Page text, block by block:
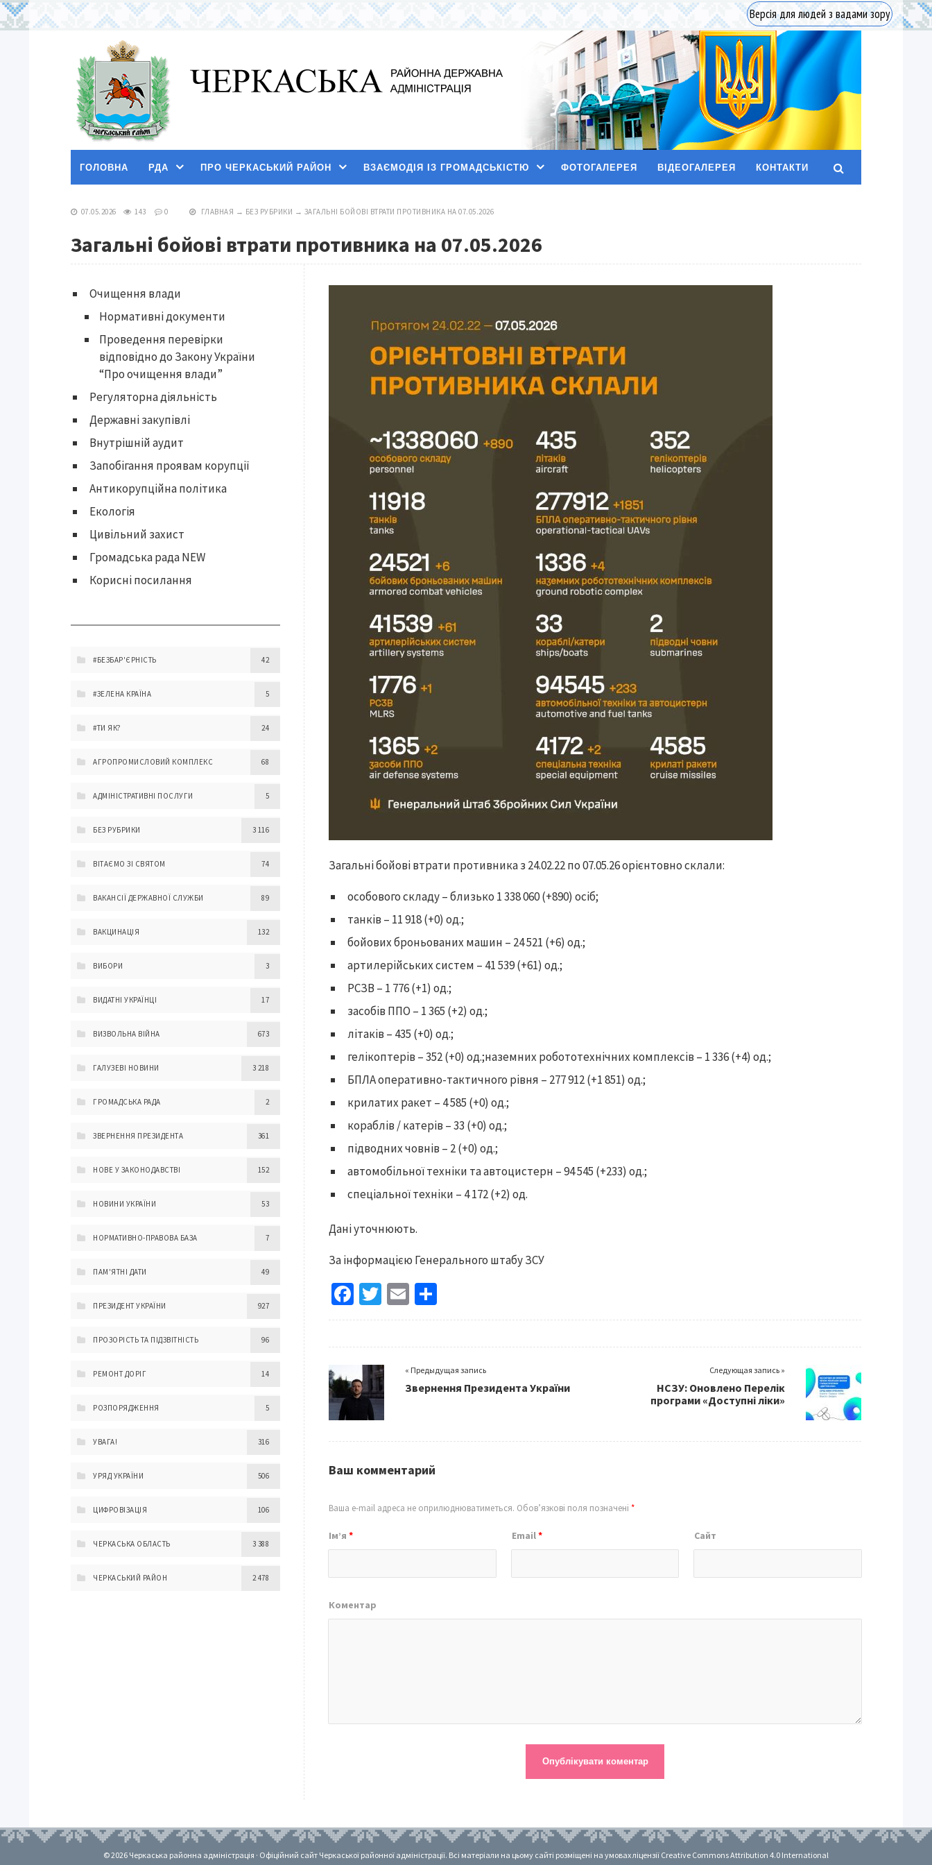
Версія для людей з вадами зору
ГОЛОВНА РДА ПРО ЧЕРКАСЬКИЙ РАЙОН ВЗАЄМОДІЯ ІЗ ГРОМАДСЬКІСТЮ ФОТОГАЛЕРЕЯ ВІДЕОГАЛЕРЕЯ КОНТАКТИ
07.05.2026 143 0 ГЛАВНАЯ → БЕЗ РУБРИКИ → ЗАГАЛЬНІ БОЙОВІ ВТРАТИ ПРОТИВНИКА НА 07.05.2026
Загальні бойові втрати противника на 07.05.2026
Загальні бойові втрати противника з 24.02.22 по 07.05.26 орієнтовно склали:
особового складу – близько 1 338 060 (+890) осіб;
танків – 11 918 (+0) од.;
бойових броньованих машин – 24 521 (+6) од.;
артилерійських систем – 41 539 (+61) од.;
РСЗВ – 1 776 (+1) од.;
засобів ППО – 1 365 (+2) од.;
літаків – 435 (+0) од.;
гелікоптерів – 352 (+0) од.;наземних робототехнічних комплексів – 1 336 (+4) од.;
БПЛА оперативно-тактичного рівня – 277 912 (+1 851) од.;
крилатих ракет – 4 585 (+0) од.;
кораблів / катерів – 33 (+0) од.;
підводних човнів – 2 (+0) од.;
автомобільної техніки та автоцистерн – 94 545 (+233) од.;
спеціальної техніки – 4 172 (+2) од.
Дані уточнюють.
За інформацією Генерального штабу ЗСУ
Fa
ce
o
o
k
T
wi
er
E
m
l
h
« Предыдущая запись
Звернення Президента України
Следующая запись »
НСЗУ: Оновлено Перелік
програми «Доступні ліки»
Ваш комментарий
Ваша e-mail адреса не оприлюднюватиметься. Обов’язкові поля позначені*
Ім’я* Email* Сайт
Коментар
Очищення влади
Нормативні документи
Проведення перевірки
відповідно до Закону України
“Про очищення влади”
Регуляторна діяльність
Державні закупівлі
Внутрішній аудит
Запобігання проявам корупції
Антикорупційна політика
Екологія
Цивільний захист
Громадська рада NEW
Корисні посилання
#БЕЗБАР'ЄРНІСТЬ 42
#ЗЕЛЕНА КРАЇНА 5
#ТИ ЯК? 24
АГРОПРОМИСЛОВИЙ КОМПЛЕКС 68
АДМІНІСТРАТИВНІ ПОСЛУГИ 5
БЕЗ РУБРИКИ 3 116
ВІТАЄМО ЗІ СВЯТОМ 74
ВАКАНСІЇ ДЕРЖАВНОЇ СЛУЖБИ 89
ВАКЦИНАЦІЯ 132
ВИБОРИ 3
ВИДАТНІ УКРАЇНЦІ 17
ВИЗВОЛЬНА ВІЙНА 673
ГАЛУЗЕВІ НОВИНИ 3 218
ГРОМАДСЬКА РАДА 2
ЗВЕРНЕННЯ ПРЕЗИДЕНТА 361
НОВЕ У ЗАКОНОДАВСТВІ 152
НОВИНИ УКРАЇНИ 53
НОРМАТИВНО-ПРАВОВА БАЗА 7
ПАМ'ЯТНІ ДАТИ 49
ПРЕЗИДЕНТ УКРАЇНИ 927
ПРОЗОРІСТЬ ТА ПІДЗВІТНІСТЬ 96
РЕМОНТ ДОРІГ 14
РОЗПОРЯДЖЕННЯ 5
УВАГА! 316
УРЯД УКРАЇНИ 506
ЦИФРОВІЗАЦІЯ 106
ЧЕРКАСЬКА ОБЛАСТЬ 3 388
ЧЕРКАСЬКИЙ РАЙОН 2 478
© 2026 Черкаська районна адміністрація · Офіційний сайт Черкаської районної адміністрації. Всі матеріали на цьому сайті розміщені на умовах ліцензії Creative Commons Attribution 4.0 International